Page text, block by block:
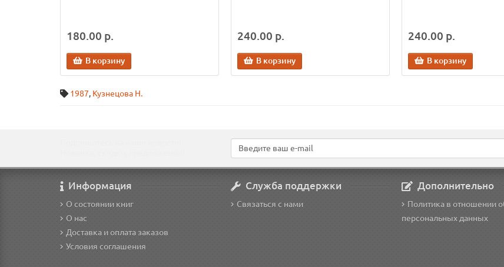
180.00 р.
В корзину
240.00 р.
В корзину
240.00 р.
В корзину
1987, Кузнецова Н.
Информация
О состоянии книг
О нас
Доставка и оплата заказов
Условия соглашения
Служба поддержки
Связаться с нами
Дополнительно
Политика в отношении
персональных данных